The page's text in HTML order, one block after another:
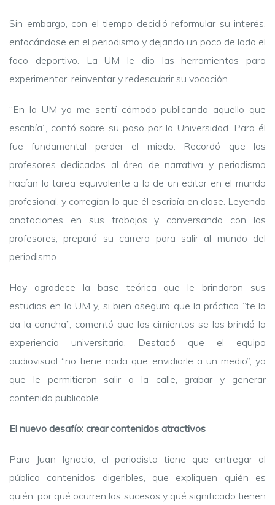
Sin embargo, con el tiempo decidió reformular su interés,
enfocándose en el periodismo y dejando un poco de lado el
foco deportivo. La UM le dio las herramientas para
experimentar, reinventar y redescubrir su vocación.
“En la UM yo me sentí cómodo publicando aquello que
escribía”, contó sobre su paso por la Universidad. Para él
fue fundamental perder el miedo. Recordó que los
profesores dedicados al área de narrativa y periodismo
hacían la tarea equivalente a la de un editor en el mundo
profesional, y corregían lo que él escribía en clase. Leyendo
anotaciones en sus trabajos y conversando con los
profesores, preparó su carrera para salir al mundo del
periodismo.
Hoy agradece la base teórica que le brindaron sus
estudios en la UM y, si bien asegura que la práctica “te la
da la cancha”, comentó que los cimientos se los brindó la
experiencia universitaria. Destacó que el equipo
audiovisual “no tiene nada que envidiarle a un medio”, ya
que le permitieron salir a la calle, grabar y generar
contenido publicable.
El nuevo desafío: crear contenidos atractivos
Para Juan Ignacio, el periodista tiene que entregar al
público contenidos digeribles, que expliquen quién es
quién, por qué ocurren los sucesos y qué significado tienen